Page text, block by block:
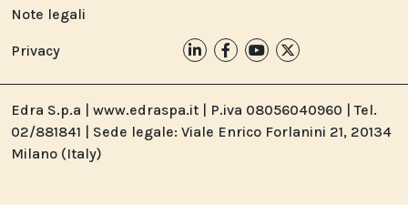
Note legali
Privacy
Edra S.p.a | www.edraspa.it | P.iva 08056040960 | Tel.
02/881841 | Sede legale: Viale Enrico Forlanini 21, 20134
Milano (Italy)